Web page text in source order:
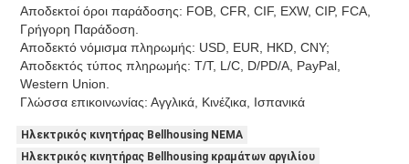
Αποδεκτοί όροι παράδοσης: FOB, CFR, CIF, EXW, CIP, FCA,
Γρήγορη Παράδοση.
Αποδεκτό νόμισμα πληρωμής: USD, EUR, HKD, CNY;
Αποδεκτός τύπος πληρωμής: T/T, L/C, D/PD/A, PayPal,
Western Union.
Γλώσσα επικοινωνίας: Αγγλικά, Κινέζικα, Ισπανικά
Ηλεκτρικός κινητήρας Bellhousing NEMA
Ηλεκτρικός κινητήρας Bellhousing κραμάτων αργιλίου